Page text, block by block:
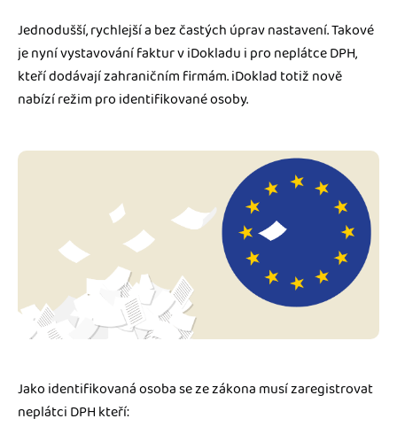
Jednodušší, rychlejší a bez častých úprav nastavení. Takové
je nyní vystavování faktur v iDokladu i pro neplátce DPH,
kteří dodávají zahraničním firmám. iDoklad totiž nově
nabízí režim pro identifikované osoby.
Jako identifikovaná osoba se ze zákona musí zaregistrovat
neplátci DPH kteří: